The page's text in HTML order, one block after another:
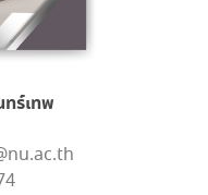
ร์เทพ